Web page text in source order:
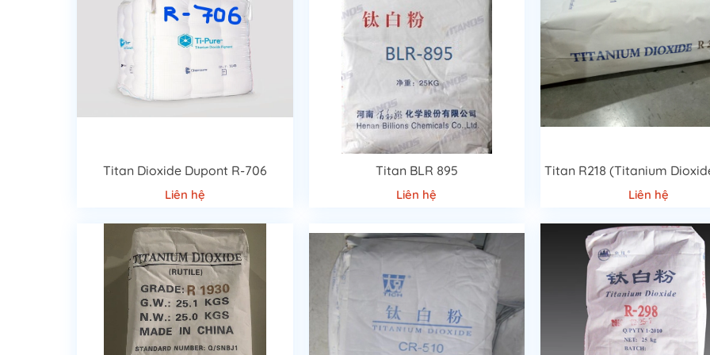
Bột màu vô cơ:
Ưu điểm: Bột màu vô cơ thường bền dưới ánh sáng Mặt trời, thời tiết, chịu nhiệt cao, khả năng chống dung môi tốt …Giá
Nhược điểm: màu không tươi sáng như Bột màu hữu cơ.
TẦM QUAN TRỌNG CỦA BỘT MÀU CÔNG NGHIỆP
Bột màu công nghiệplà một nguyên liệu vô cùng quan trọng, không thể thiếu trong ngành sản xuất hiện nay.Bột màu
tính thẩm mỹ cao cho ngôi nhà của bạn cũng như mọi nơi trên thế giới, như gạch terrazzo, nhuộm màu cho gỗ hay mang
Titan Dioxide Dupont R-706
Liên hệ
Titan BLR 895
Liên hệ Liên hệ